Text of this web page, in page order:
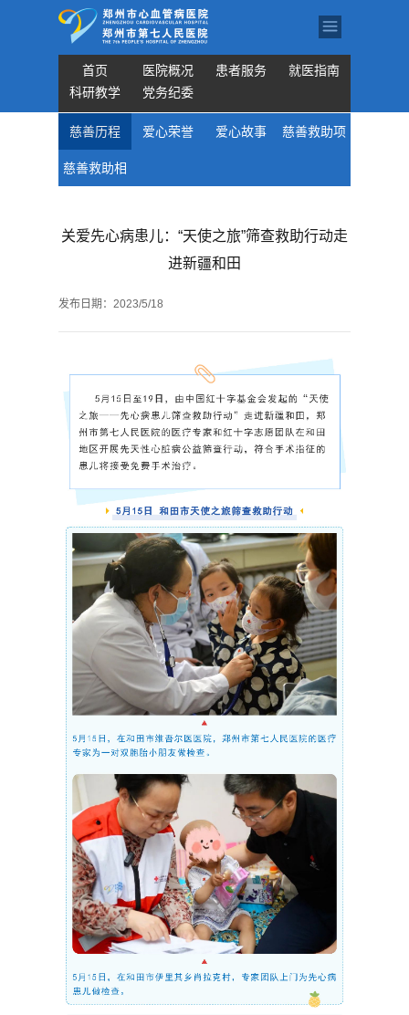
首页 医院概况 患者服务
就医指南
科研教学
党务纪委
慈善历程 爱心荣誉 爱心故事 慈善救助项
慈善救助相
关爱先心病患儿：“天使之旅”筛查救助行动走
进新疆和田
发布日期： 2023/5/18